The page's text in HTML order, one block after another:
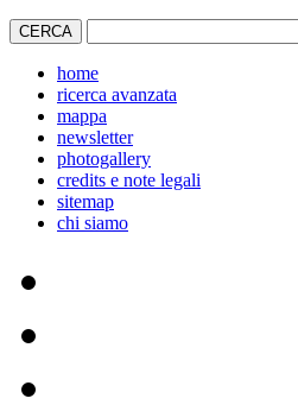
home
ricerca avanzata
mappa
newsletter
photogallery
credits e note legali
sitemap
chi siamo